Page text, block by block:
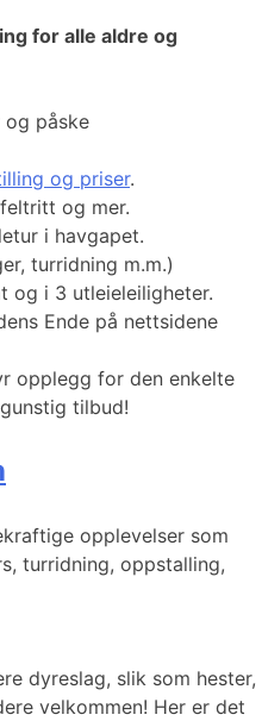
for alle aldre og
og påske
og priser.
og mer.
i havgapet.
turridning m.m.)
og i 3 utleieleiligheter.
Ende på nettsidene
opplegg for den enkelte
tilbud!
opplevelser som
turridning, oppstalling,
dyreslag, slik som hester,
velkommen! Her er det